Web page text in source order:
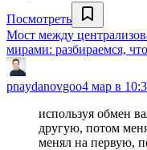
Посмотреть
Мост между
мирами: разбираемся,
pnaydanovgoo4 мар в
используя обмен
другую, потом
менял на первую,